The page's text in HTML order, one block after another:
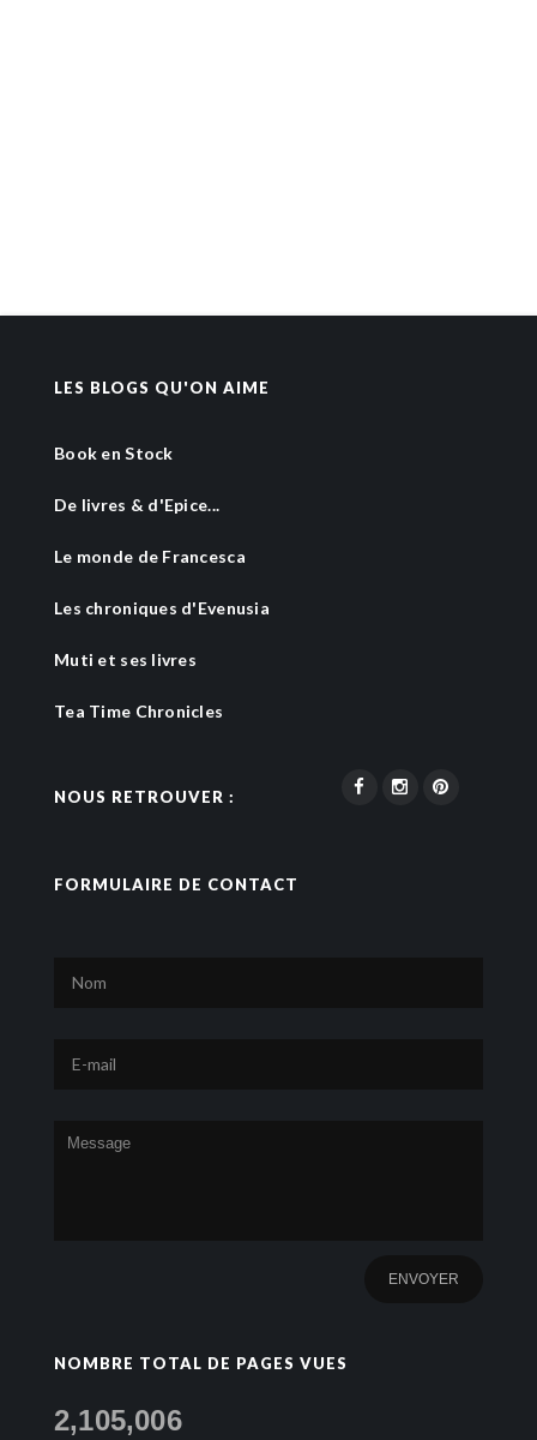
LES BLOGS QU'ON AIME
Book en Stock
De livres & d'Epice...
Le monde de Francesca
Les chroniques d'Evenusia
Muti et ses livres
Tea Time Chronicles
NOUS RETROUVER :
FORMULAIRE DE CONTACT
NOMBRE TOTAL DE PAGES VUES
2,105,006